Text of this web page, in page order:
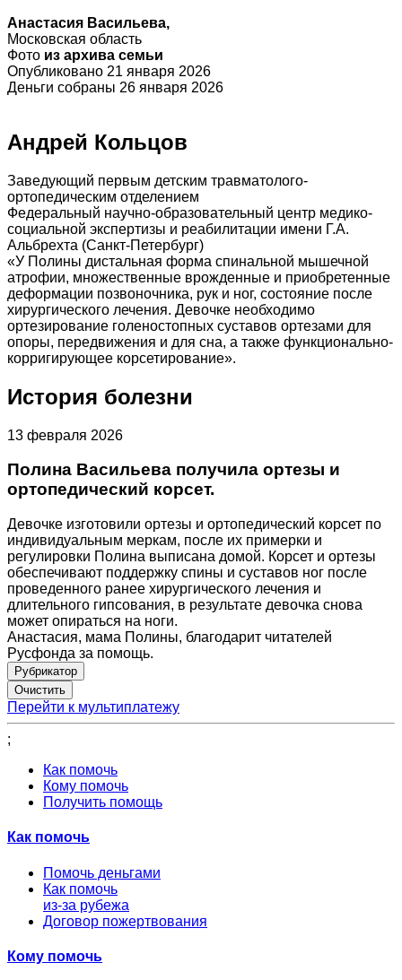
Анастасия Васильева,
Московская область
Фото из архива семьи
Опубликовано 21 января 2026
Деньги собраны 26 января 2026
Андрей Кольцов
Заведующий первым детским травматолого-
ортопедическим отделением
Федеральный научно-образовательный центр медико-
социальной экспертизы и реабилитации имени Г.А.
Альбрехта (Санкт-Петербург)
«У Полины дистальная форма спинальной мышечной
атрофии, множественные врожденные и приобретенные
деформации позвоночника, рук и ног, состояние после
хирургического лечения. Девочке необходимо
ортезирование голеностопных суставов ортезами для
опоры, передвижения и для сна, а также функционально-
корригирующее корсетирование».
История болезни
13 февраля 2026
Полина Васильева получила ортезы и
ортопедический корсет.
Девочке изготовили ортезы и ортопедический корсет по
индивидуальным меркам, после их примерки и
регулировки Полина выписана домой. Корсет и ортезы
обеспечивают поддержку спины и суставов ног после
проведенного ранее хирургического лечения и
длительного гипсования, в результате девочка снова
может опираться на ноги.
Анастасия, мама Полины, благодарит читателей
Русфонда за помощь.
Рубрикатор
Перейти к мультиплатежу
;
Как помочь
Кому помочь
Получить помощь
Как помочь
Помочь деньгами
Как помочь
из-за рубежа
Договор пожертвования
Кому помочь